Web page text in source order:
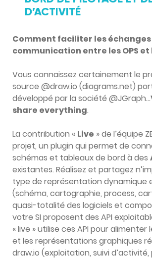
D’ACTIVITÉ
Comment faciliter les
communication entre les OPS
Vous connaissez certainement le
source @draw.io (diagrams.net)
développé par la société @JGraph…
share everything.
La contribution « Live » de l’équipe
projet, un plugin qui permet de
schémas et tableaux de bord à des
existantes. Réalisez et partagez
type de représentation dynamique
(schéma, cartographie, process,
quasi-totalité des logiciels et
votre SI proposent des API
« live » utilise ces API pour alimenter
et les représentations graphiques
draw.io (exploitation, suivi d’activité,